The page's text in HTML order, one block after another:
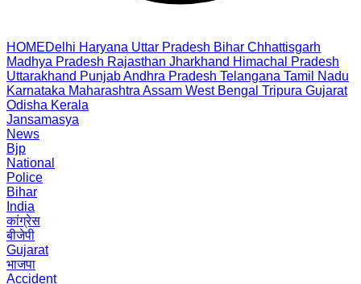
HOMEDelhi Haryana Uttar Pradesh Bihar Chhattisgarh
Madhya Pradesh Rajasthan Jharkhand Himachal Pradesh
Uttarakhand PunjabAndhra Pradesh Telangana Tamil Nadu
Karnataka Maharashtra Assam West Bengal Tripura Gujarat
Odisha Kerala
Jansamasya
News
Bjp
National
Police
Bihar
India
कांग्रेस
बीजेपी
Gujarat
भाजपा
Accident